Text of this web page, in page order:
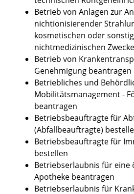
Betrieb von Anlagen zur
nichtionisierender
kosmetischen oder
nichtmedizinischen
Betrieb von
Genehmigung beantragen
Betriebliches und
Mobilitätsmanagement -
beantragen
Betriebsbeauftragte für
(Abfallbeauftragte)
Betriebsbeauftragte für
bestellen
Betriebserlaubnis für eine
Apotheke beantragen
Betriebserlaubnis für